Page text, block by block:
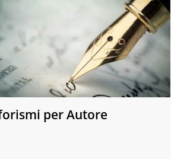
per Autore